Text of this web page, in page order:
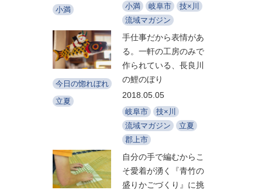
小満
小満
岐阜市
技×川
流域マガジン
今日の惚れぼれ
立夏
手仕事だから表情があ
る。一軒の工房のみで
作られている、長良川
の鯉のぼり
2018.05.05
岐阜市
技×川
流域マガジン
立夏
郡上市
自分の手で編むからこ
そ愛着が湧く『青竹の
盛りかごづくり』に挑